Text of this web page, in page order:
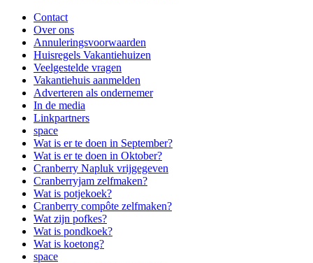
Contact
Over ons
Annuleringsvoorwaarden
Huisregels Vakantiehuizen
Veelgestelde vragen
Vakantiehuis aanmelden
Adverteren als ondernemer
In de media
Linkpartners
space
Wat is er te doen in September?
Wat is er te doen in Oktober?
Cranberry Napluk vrijgegeven
Cranberryjam zelfmaken?
Wat is potjekoek?
Cranberry compôte zelfmaken?
Wat zijn pofkes?
Wat is pondkoek?
Wat is koetong?
space